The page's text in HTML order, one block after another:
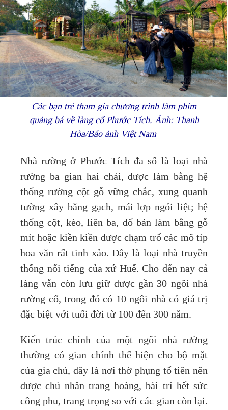
Các bạn trẻ tham gia chương trình làm phim
quảng bá về làng cổ Phước Tích. Ảnh: Thanh
Hòa/Báo ảnh Việt Nam
Nhà rường ở Phước Tích đa số là loại nhà
rường ba gian hai chái, được làm bằng hệ
thống rường cột gỗ vững chắc, xung quanh
tường xây bằng gạch, mái lợp ngói liệt; hệ
thống cột, kèo, liên ba, đố bản làm bằng gỗ
mít hoặc kiền kiền được chạm trổ các mô típ
hoa văn rất tinh xảo. Đây là loại nhà truyền
thống nổi tiếng của xứ Huế. Cho đến nay cả
làng vẫn còn lưu giữ được gần 30 ngôi nhà
rường cổ, trong đó có 10 ngôi nhà có giá trị
đặc biệt với tuổi đời từ 100 đến 300 năm.
Kiến trúc chính của một ngôi nhà rường
thường có gian chính thể hiện cho bộ mặt
của gia chủ, đây là nơi thờ phụng tổ tiên nên
được chủ nhân trang hoàng, bài trí hết sức
công phu, trang trọng so với các gian còn lại.